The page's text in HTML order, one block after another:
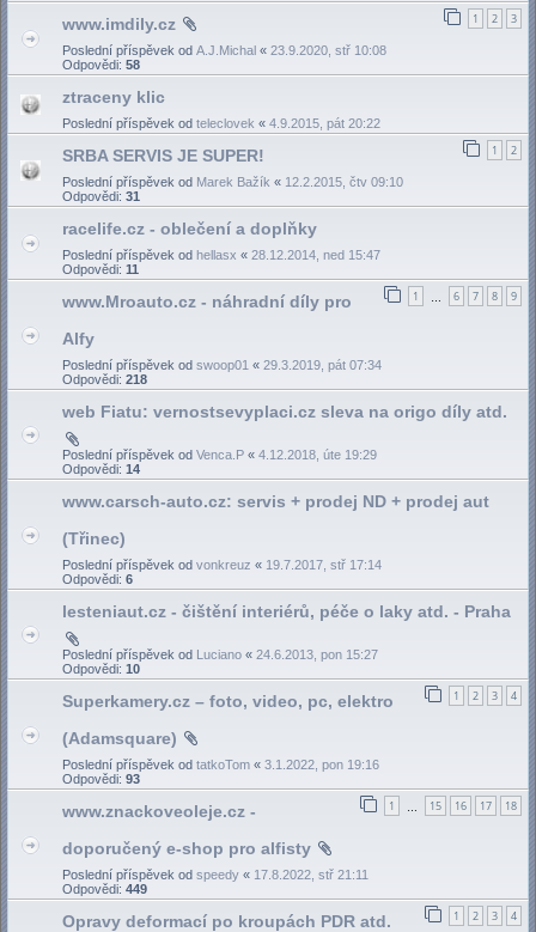
1 2 3
www.imdily.cz
Poslední příspěvek od A.J.Michal « 23.9.2020, stř 10:08
Odpovědi: 58
ztraceny klic
Poslední příspěvek od teleclovek « 4.9.2015, pát 20:22
1 2
SRBA SERVIS JE SUPER!
Poslední příspěvek od Marek Bažík « 12.2.2015, čtv 09:10
Odpovědi: 31
racelife.cz - oblečení a doplňky
Poslední příspěvek od hellasx « 28.12.2014, ned 15:47
Odpovědi: 11
1 6 7 8 9
www.Mroauto.cz - náhradní díly pro
Alfy
Poslední příspěvek od swoop01 « 29.3.2019, pát 07:34
Odpovědi: 218
web Fiatu: vernostsevyplaci.cz sleva na origo díly atd.
Poslední příspěvek od Venca.P « 4.12.2018, úte 19:29
Odpovědi: 14
www.carsch-auto.cz: servis + prodej ND + prodej aut
(Třinec)
Poslední příspěvek od vonkreuz « 19.7.2017, stř 17:14
Odpovědi: 6
lesteniaut.cz - čištění interiérů, péče o laky atd. - Praha
Poslední příspěvek od Luciano « 24.6.2013, pon 15:27
Odpovědi: 10
1 2 3 4
Superkamery.cz – foto, video, pc, elektro
(Adamsquare)
Poslední příspěvek od tatkoTom « 3.1.2022, pon 19:16
Odpovědi: 93
1 15 16 17 18
www.znackoveoleje.cz -
doporučený e-shop pro alfisty
Poslední příspěvek od speedy « 17.8.2022, stř 21:11
Odpovědi: 449
1 2 3 4
Opravy deformací po kroupách PDR atd.